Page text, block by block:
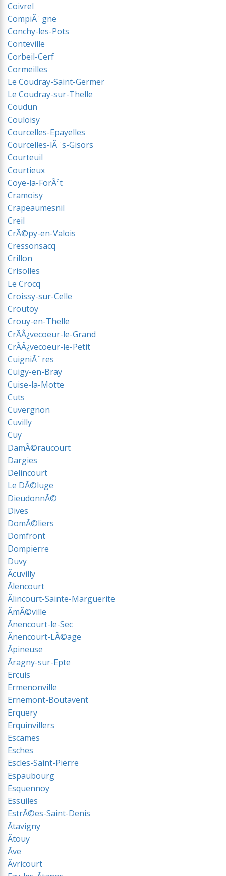
Coivrel
CompiÃ¨gne
Conchy-les-Pots
Conteville
Corbeil-Cerf
Cormeilles
Le Coudray-Saint-Germer
Le Coudray-sur-Thelle
Coudun
Couloisy
Courcelles-Epayelles
Courcelles-lÃ¨s-Gisors
Courteuil
Courtieux
Coye-la-ForÃªt
Cramoisy
Crapeaumesnil
Creil
CrÃ©py-en-Valois
Cressonsacq
Crillon
Crisolles
Le Crocq
Croissy-sur-Celle
Croutoy
Crouy-en-Thelle
CrÃÂ¿vecoeur-le-Grand
CrÃÂ¿vecoeur-le-Petit
CuigniÃ¨res
Cuigy-en-Bray
Cuise-la-Motte
Cuts
Cuvergnon
Cuvilly
Cuy
DamÃ©raucourt
Dargies
Delincourt
Le DÃ©luge
DieudonnÃ©
Dives
DomÃ©liers
Domfront
Dompierre
Duvy
Ãcuvilly
Ãlencourt
Ãlincourt-Sainte-Marguerite
ÃmÃ©ville
Ãnencourt-le-Sec
Ãnencourt-LÃ©age
Ãpineuse
Ãragny-sur-Epte
Ercuis
Ermenonville
Ernemont-Boutavent
Erquery
Erquinvillers
Escames
Esches
Escles-Saint-Pierre
Espaubourg
Esquennoy
Essuiles
EstrÃ©es-Saint-Denis
Ãtavigny
Ãtouy
Ãve
Ãvricourt